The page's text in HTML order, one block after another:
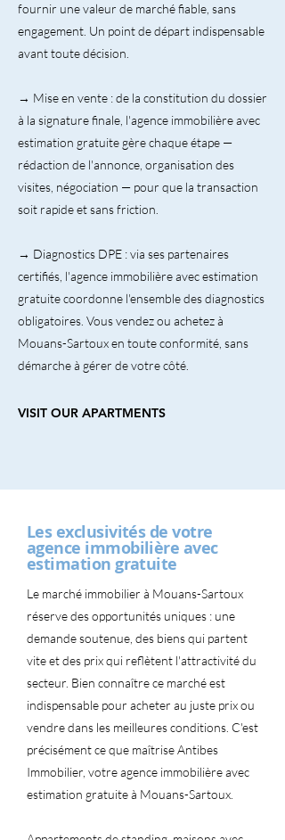
fournir une valeur de marché fiable, sans
engagement. Un point de départ indispensable
avant toute décision.
→ Mise en vente : de la constitution du dossier
à la signature finale, l'agence immobilière avec
estimation gratuite gère chaque étape —
rédaction de l'annonce, organisation des
visites, négociation — pour que la transaction
soit rapide et sans friction.
→ Diagnostics DPE : via ses partenaires
certifiés, l'agence immobilière avec estimation
gratuite coordonne l'ensemble des diagnostics
obligatoires. Vous vendez ou achetez à
Mouans-Sartoux en toute conformité, sans
démarche à gérer de votre côté.
VISIT OUR APARTMENTS
Les exclusivités de votre
agence immobilière avec
estimation gratuite
Le marché immobilier à Mouans-Sartoux
réserve des opportunités uniques : une
demande soutenue, des biens qui partent
vite et des prix qui reflètent l'attractivité du
secteur. Bien connaître ce marché est
indispensable pour acheter au juste prix ou
vendre dans les meilleures conditions. C'est
précisément ce que maîtrise Antibes
Immobilier, votre agence immobilière avec
estimation gratuite à Mouans-Sartoux.